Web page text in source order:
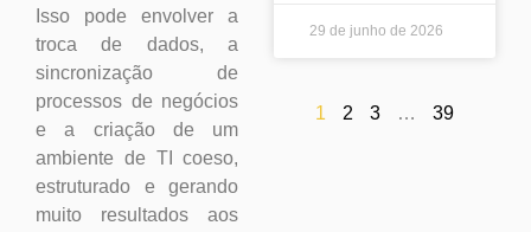
Isso pode envolver a
troca de dados, a
sincronização de
processos de negócios
e a criação de um
ambiente de TI coeso,
estruturado e gerando
muito resultados aos
29 de junho de 2026
1 2 3 … 39